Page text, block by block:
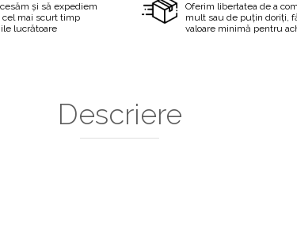
și să expediem
cel mai scurt timp
lucrătoare
Oferim libertatea de a
mult sau de puțin doriți,
valoare minimă pentru
Descriere